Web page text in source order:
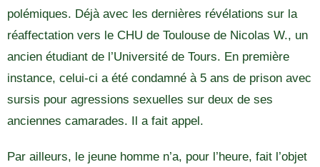
polémiques. Déjà avec les dernières révélations sur la
réaffectation vers le CHU de Toulouse de Nicolas W., un
ancien étudiant de l’Université de Tours. En première
instance, celui-ci a été condamné à 5 ans de prison avec
sursis pour agressions sexuelles sur deux de ses
anciennes camarades. Il a fait appel.
Par ailleurs, le jeune homme n’a, pour l’heure, fait l’objet